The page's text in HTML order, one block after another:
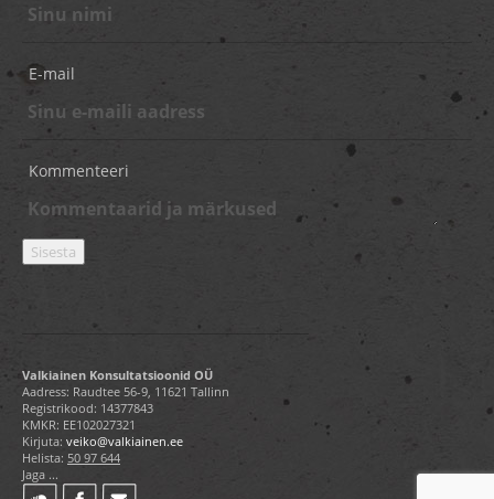
E-mail
Kommenteeri
Valkiainen Konsultatsioonid OÜ
Aadress: Raudtee 56-9, 11621 Tallinn
Registrikood: 14377843
KMKR: EE102027321
Kirjuta: veiko@valkiainen.ee
Helista: 50 97 644
Jaga ...